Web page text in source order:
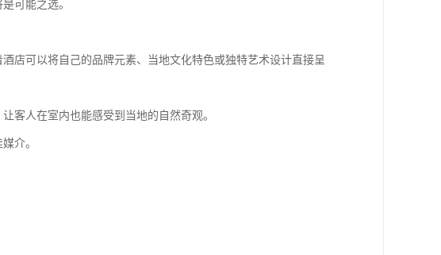
可能之选。
店可以将自己的品牌元素、当地文化特色或独特艺术设计直接呈
客人在室内也能感受到当地的自然奇观。
介。